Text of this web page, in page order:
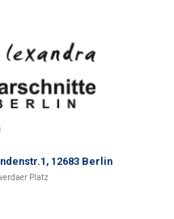
12683 Berlin
Platz